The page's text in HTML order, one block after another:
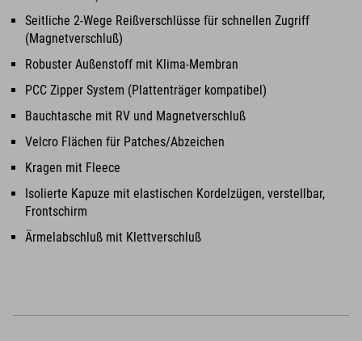
Seitliche 2-Wege Reißverschlüsse für schnellen Zugriff
(Magnetverschluß)
Robuster Außenstoff mit Klima-Membran
PCC Zipper System (Plattenträger kompatibel)
Bauchtasche mit RV und Magnetverschluß
Velcro Flächen für Patches/Abzeichen
Kragen mit Fleece
Isolierte Kapuze mit elastischen Kordelzügen, verstellbar,
Frontschirm
Ärmelabschluß mit Klettverschluß